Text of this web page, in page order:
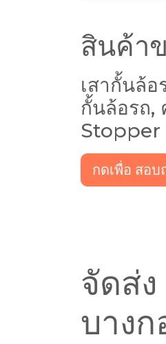
สินค้า
เสากั้นล้
กั้นล้อรถ,
Stopper
กดเพื่อ สอบ
จัดส่
บาง